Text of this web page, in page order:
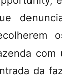
com
da